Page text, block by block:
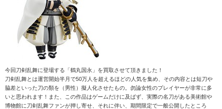
今回刀剣乱舞に登場する「鶴丸国永」を買取させて頂きました！
刀剣乱舞とは運営開始半月で50万人を超えるほどの人気を集め、その内容とは短刀や
脇差といった刀の類を（男性）擬人化させたもの。勿論女性のプレイヤーが非常に多
いと思われます！また、この作品はゲームだけに及ばず、実際の名刀がある美術館や
博物館に刀剣乱舞ファンが押し寄せ、それに伴い、期間限定で一般公開したところ